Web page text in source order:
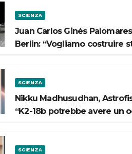
SCIENZA
Juan Carlos Ginés
Berlin: “Vogliamo costruire
SCIENZA
Nikku Madhusudhan,
“K2-18b potrebbe avere un
SCIENZA